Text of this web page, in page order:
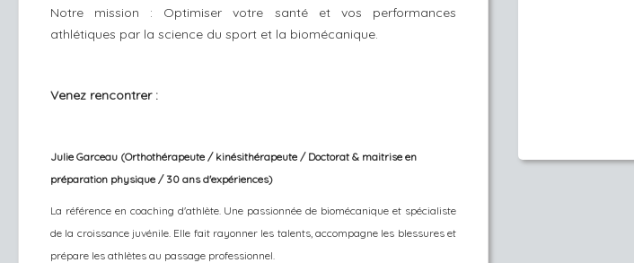
Notre mission : Optimiser votre santé et vos performances
athlétiques par la science du sport et la biomécanique.
Venez rencontrer :
Julie Garceau (Orthothérapeute / kinésithérapeute / Doctorat & maitrise en
préparation physique / 30 ans d'expériences)
La référence en coaching d'athlète. Une passionnée de biomécanique et spécialiste
de la croissance juvénile. Elle fait rayonner les talents, accompagne les blessures et
prépare les athlètes au passage professionnel.